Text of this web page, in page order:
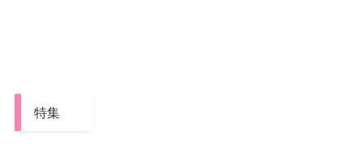
特集